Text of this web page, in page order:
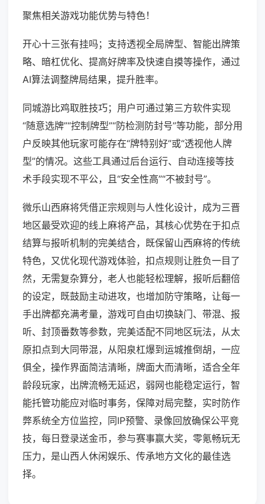
聚焦相关游戏功能优势与特色！
开心十三张有挂吗；支持透视全局牌型、智能出牌策
略、暗杠优化、提高好牌率及快速自摸等操作，通过
AI算法调整牌局结果，提升胜率。
同城游比鸡取胜技巧；用户可通过第三方软件实现
“随意选牌”“控制牌型”“防检测防封号”等功能，部分用
户反映其他玩家可能存在“牌特别好”或“透视他人牌
型”的情况。这些工具通过后台运行、自动连接等技
术手段实现不平公，且“安全性高”“不被封号”。
微乐山西麻将凭借正宗规则与人性化设计，成为三晋
地区最受欢迎的线上麻将产品，其核心优势在于扣点
结算与报听机制的完美结合，既保留山西麻将的传统
特色，又优化现代游戏体验，扣点规则让胜负一目了
然，无需复杂算分，老人也能轻松理解，报听后翻倍
的设定，既鼓励主动进攻，也增加防守策略，让每一
手出牌都充满考量，游戏可自由切换缺门、带混、报
听、封顶番数等参数，完美适配不同地区玩法，从太
原扣点到大同带混，从阳泉杠爆到运城推倒胡，一应
俱全，操作界面简洁清晰，牌面大而清晰，适合全年
龄段玩家，出牌流畅无延迟，弱网也能稳定运行，智
能托管功能应对临时事务，保障对局完整，实时防作
弊系统全方位监控，同IP预警、录像回放确保公平竞
技，每日登录送金币，参与赛事赢大奖，零氪畅玩无
压力，是山西人休闲娱乐、传承地方文化的最佳选
择。